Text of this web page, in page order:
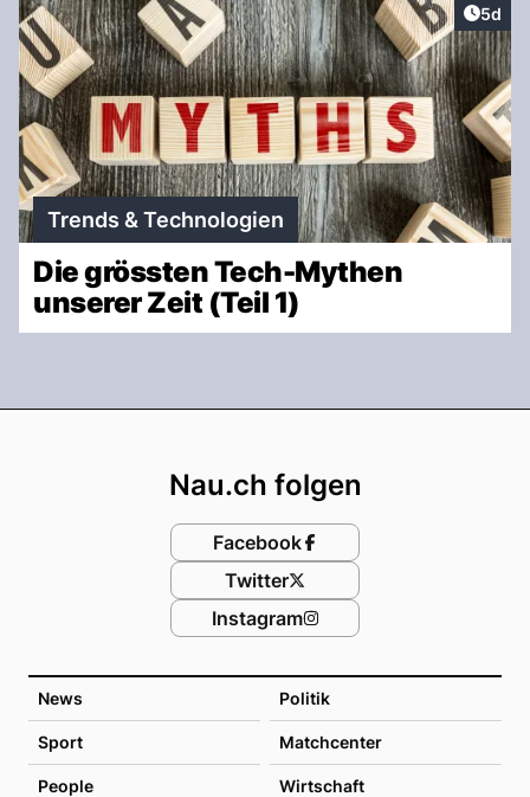
5d
Trends & Technologien
Die grössten Tech-Mythen
unserer Zeit (Teil 1)
News Politik
Sport Matchcenter
People Wirtschaft
Nau.ch folgen
Facebook
Twitter
Instagram